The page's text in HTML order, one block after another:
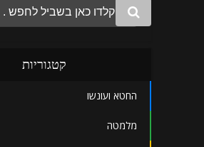
קטגוריות
החטא ועונשו
מלמטה